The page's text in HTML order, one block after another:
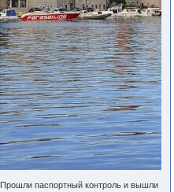
Прошли паспортный контроль и вышли